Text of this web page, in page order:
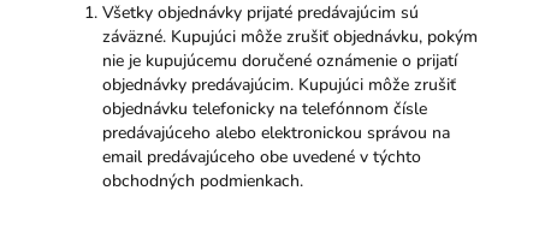
Všetky objednávky prijaté predávajúcim sú
záväzné. Kupujúci môže zrušiť objednávku, pokým
nie je kupujúcemu doručené oznámenie o prijatí
objednávky predávajúcim. Kupujúci môže zrušiť
objednávku telefonicky na telefónnom čísle
predávajúceho alebo elektronickou správou na
email predávajúceho obe uvedené v týchto
obchodných podmienkach.